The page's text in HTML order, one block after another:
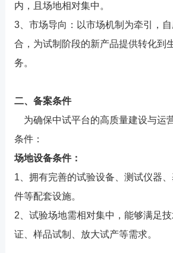
内，且场地相对集中。
3、市场导向：以市场机制为牵引，
合，为试制阶段的新产品提供转化到
务。
二、备案条件
为确保中试平台的高质量建设与运
条件：
场地设备条件：
1、拥有完善的试验设备、测试仪器
件等配套设施。
2、试验场地需相对集中，能够满足
证、样品试制、放大试产等需求。